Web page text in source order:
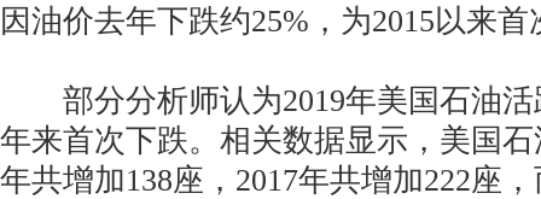
因油价去年下跌约25%，为2015以来
部分分析师认为2019年美国石油活
年来首次下跌。相关数据显示，美国
年共增加138座，2017年共增加222座